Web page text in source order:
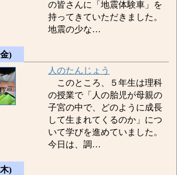
の皆さんに「地震体験車」を
持ってきていただきました。
地震の少な…
)
人のたんじょう
このところ、５年生は理科
の授業で「人の胎児が母親の
子宮の中で、どのように成長
して生まれてくるのか」につ
いて学びを進めていました。
今日は、調…
)